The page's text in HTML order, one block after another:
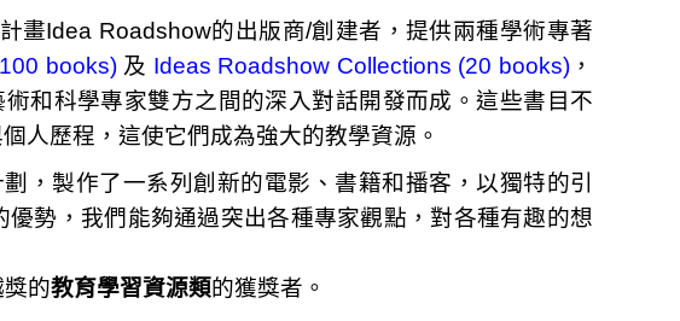
畫Idea Roadshow的出版商/創建者，提供兩種學術專著
books)及 Ideas Roadshow Collections (20 books)，
和科學專家雙方之間的深入對話開發而成。這些書目不
人歷程，這使它們成為強大的教學資源 。
，製作了一系列創新的電影、書籍和播客，以獨特的引
勢，我們能夠通過突出各種專家觀點，對各種有趣的想
的教育學習資源類的獲獎者。